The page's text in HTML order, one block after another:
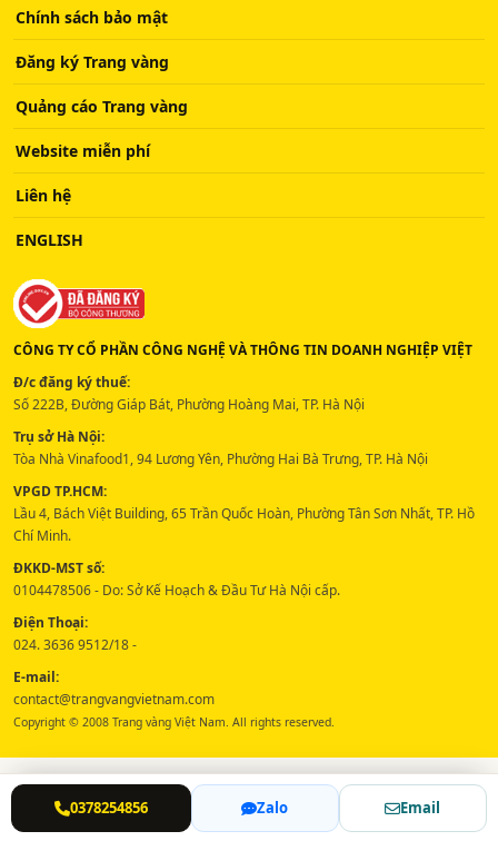
0378254856 Zalo Email
Chính sách bảo mật
Đăng ký Trang vàng
Quảng cáo Trang vàng
Website miễn phí
Liên hệ
ENGLISH
CÔNG TY CỔ PHẦN CÔNG NGHỆ VÀ THÔNG TIN DOANH NGHIỆP VIỆT
Đ/c đăng ký thuế:
Số 222B, Đường Giáp Bát, Phường Hoàng Mai, TP. Hà Nội
Trụ sở Hà Nội:
Tòa Nhà Vinafood1, 94 Lương Yên, Phường Hai Bà Trưng, TP. Hà Nội
VPGD TP.HCM:
Lầu 4, Bách Việt Building, 65 Trần Quốc Hoàn, Phường Tân Sơn Nhất, TP. Hồ
Chí Minh.
ĐKKD-MST số:
0104478506 - Do: Sở Kế Hoạch & Đầu Tư Hà Nội cấp.
Điện Thoại:
024. 3636 9512/18 -
E-mail:
contact@trangvangvietnam.com
Copyright © 2008 Trang vàng Việt Nam. All rights reserved.